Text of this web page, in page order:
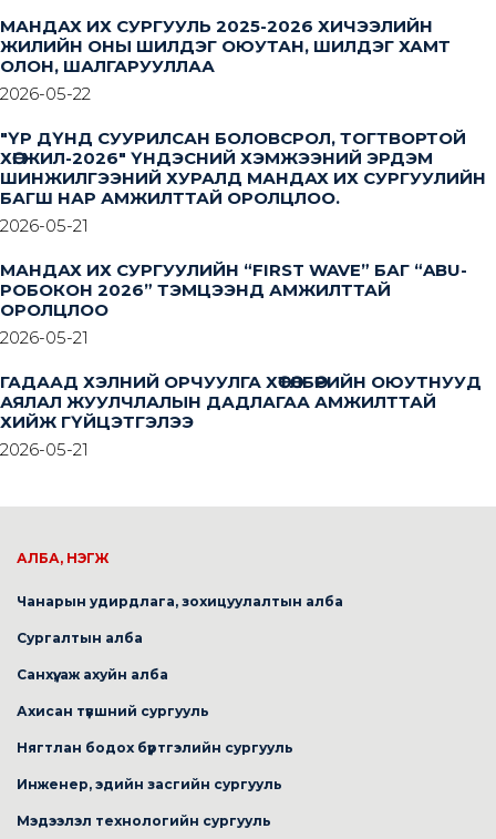
МАНДАХ ИХ СУРГУУЛЬ 2025-2026 ХИЧЭЭЛИЙН
ЖИЛИЙН ОНЫ ШИЛДЭГ ОЮУТАН, ШИЛДЭГ ХАМТ
ОЛОН, ШАЛГАРУУЛЛАА
2026-05-22
"ҮР ДҮНД СУУРИЛСАН БОЛОВСРОЛ, ТОГТВОРТОЙ
ХӨГЖИЛ-2026" ҮНДЭСНИЙ ХЭМЖЭЭНИЙ ЭРДЭМ
ШИНЖИЛГЭЭНИЙ ХУРАЛД МАНДАХ ИХ СУРГУУЛИЙН
БАГШ НАР АМЖИЛТТАЙ ОРОЛЦЛОО.
2026-05-21
МАНДАХ ИХ СУРГУУЛИЙН “FIRST WAVE” БАГ “ABU-
РОБОКОН 2026” ТЭМЦЭЭНД АМЖИЛТТАЙ
ОРОЛЦЛОО
2026-05-21
ГАДААД ХЭЛНИЙ ОРЧУУЛГА ХӨТӨЛБӨРИЙН ОЮУТНУУД
АЯЛАЛ ЖУУЛЧЛАЛЫН ДАДЛАГАА АМЖИЛТТАЙ
ХИЙЖ ГҮЙЦЭТГЭЛЭЭ
2026-05-21
АЛБА, НЭГЖ
Чанарын удирдлага, зохицуулалтын алба
Сургалтын алба
Санхүү, аж ахуйн алба
Ахисан түвшний сургууль
Нягтлан бодох бүртгэлийн сургууль
Инженер, эдийн засгийн сургууль
Мэдээлэл технологийн сургууль